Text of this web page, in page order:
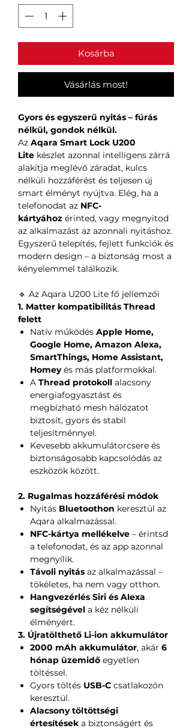
Kosárba
Vásárlás most!
Gyors és egyszerű nyitás – fúrás
nélkül, gondok nélkül.
Az Aqara Smart Lock U200
Lite készlet azonnal intelligens zárrá
alakítja meglévő záradat, kulcs
nélküli hozzáférést és teljesen új
smart élményt nyújtva. Elég, ha a
telefonodat az NFC-
kártyához érinted, vagy megnyitod
az alkalmazást az azonnali nyitáshoz.
Egyszerű telepítés, fejlett funkciók és
modern design – a biztonság most a
kényelemmel találkozik.
🔹 Az Aqara U200 Lite fő jellemzői
1. Matter kompatibilitás Thread
felett
Natív működés Apple Home,
Google Home, Amazon Alexa,
SmartThings, Home Assistant,
Homeyés más platformokkal.
A Thread protokoll alacsony
energiafogyasztást és
megbízható mesh hálózatot
biztosít, gyors és stabil
teljesítménnyel.
Kevesebb akkumulátorcsere és
biztonságosabb kapcsolódás az
eszközök között.
2. Rugalmas hozzáférési módok
Nyitás Bluetoothon keresztül az
Aqara alkalmazással.
NFC-kártya mellékelve – érintsd
a telefonodat, és az app azonnal
megnyílik.
Távoli nyitás az alkalmazással –
tökéletes, ha nem vagy otthon.
Hangvezérlés Siri és Alexa
segítségével a kéz nélküli
élményért.
3. Újratölthető Li-ion akkumulátor
2000 mAh akkumulátor, akár 6
hónap üzemidő egyetlen
töltéssel.
Gyors töltés USB-C csatlakozón
keresztül.
Alacsony töltöttségi
értesítések a biztonságért és